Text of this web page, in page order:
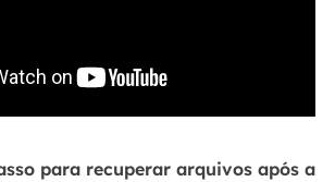
para recuperar arquivos após a